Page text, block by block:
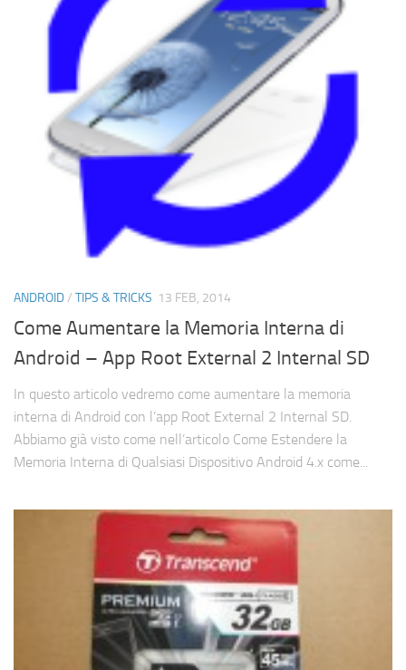
ANDROID/ TIPS & TRICKS 13 FEB, 2014
Come Aumentare la Memoria Interna di
Android – App Root External 2 Internal SD
In questo articolo vedremo come aumentare la memoria
interna di Android con l’app Root External 2 Internal SD.
Abbiamo già visto come nell’articolo Come Estendere la
Memoria Interna di Qualsiasi Dispositivo Android 4.x come...